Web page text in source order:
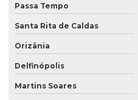
Passa Tempo
Santa Rita de Caldas
Orizânia
Delfinópolis
Martins Soares